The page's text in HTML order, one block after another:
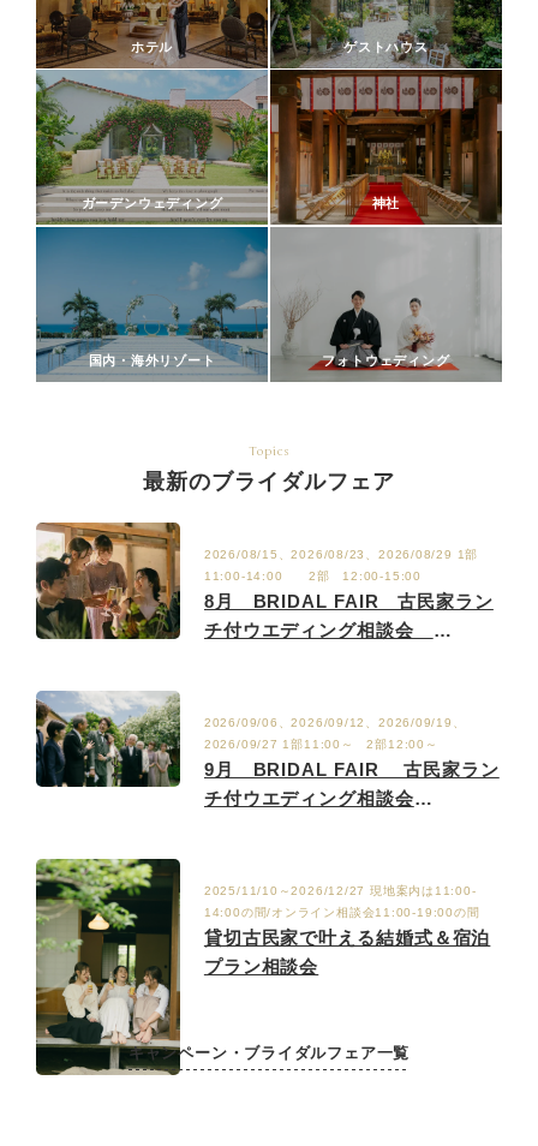
ホテル ゲストハウス
ガーデンウェディング 神社
国内・海外リゾート フォトウェディング
Topics
最新のブライダルフェア
2026/08/15、2026/08/23、2026/08/29 1部
11:00-14:00 2部 12:00-15:00
8月 BRIDAL FAIR 古民家ラン
チ付ウエディング相談会
2026/09/06、2026/09/12、2026/09/19、
2026/09/27 1部11:00～ 2部12:00～
9月 BRIDAL FAIR 古民家ラン
チ付ウエディング相談会
2025/11/10～2026/12/27 現地案内は11:00-
14:00の間/オンライン相談会11:00-19:00の間
貸切古民家で叶える結婚式＆宿泊
プラン相談会
キャンペーン・ブライダルフェア一覧